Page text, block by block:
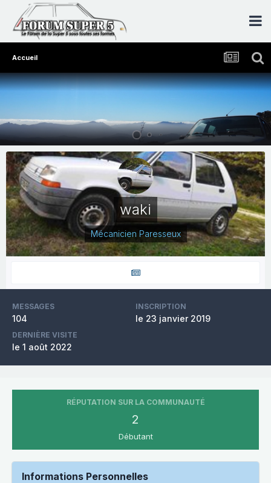
Accueil
waki
Mécanicien Paresseux
MESSAGES
104
INSCRIPTION
le 23 janvier 2019
DERNIÈRE VISITE
le 1 août 2022
RÉPUTATION SUR LA COMMUNAUTÉ
2
Débutant
Informations Personnelles